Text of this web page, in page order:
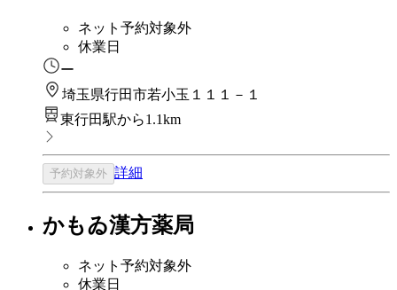
ネット予約対象外
休業日
ー
埼玉県行田市若小玉１１１－１
東行田駅から1.1km
予約対象外 詳細
かもゐ漢方薬局
ネット予約対象外
休業日